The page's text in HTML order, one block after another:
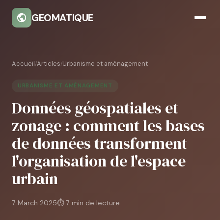
GEOMATIQUE
Accueil/Articles/Urbanisme et aménagement
URBANISME ET AMÉNAGEMENT
Données géospatiales et
zonage : comment les bases
de données transforment
l'organisation de l'espace
urbain
7 March 2025⏱ 7 min de lecture